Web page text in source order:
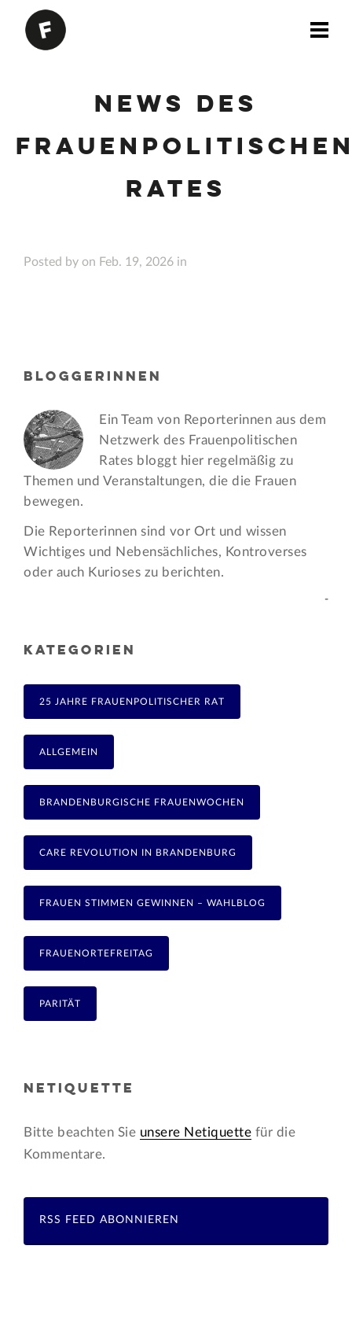
News des
Rates
Posted by on Feb. 19, 2026 in
BLOGGERINNEN
Ein Team von Reporterinnen aus dem
Netzwerk des Frauen­politischen
Rates bloggt hier regelmäßig zu
Themen und Veran­staltungen, die die Frauen
bewegen.
Die Reporterinnen sind vor Ort und wissen
Wichtiges und Nebensächliches, Kontroverses
oder auch Kurioses zu berichten.
-
KATEGORIEN
25 JAHRE FRAUENPOLITISCHER RAT
ALLGEMEIN
BRANDENBURGISCHE FRAUENWOCHEN
CARE REVOLUTION IN BRANDENBURG
FRAUEN STIMMEN GEWINNEN – WAHLBLOG
FRAUENORTEFREITAG
PARITÄT
NETIQUETTE
Bitte beachten Sie unsere Netiquette für die
Kommentare.
RSS FEED ABONNIEREN